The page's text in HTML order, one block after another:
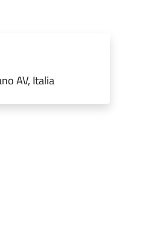
AV, Italia